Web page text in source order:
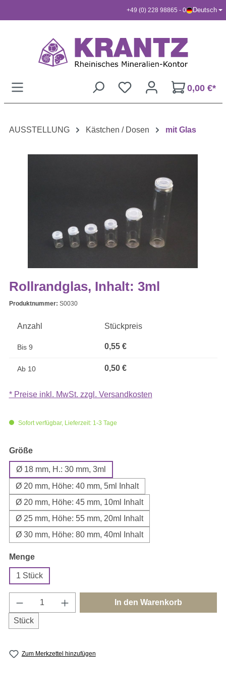
+49 (0) 228 98865 - 0 Deutsch
0,00 €*
AUSSTELLUNG Kästchen / Dosen mit Glas
Rollrandglas, Inhalt: 3ml
Produktnummer: S0030
Anzahl Stückpreis
Bis 9 0,55 €
Ab 10 0,50 €
* Preise inkl. MwSt. zzgl. Versandkosten
Sofort verfügbar, Lieferzeit: 1-3 Tage
Größeauswählen
Ø 18 mm, H.: 30 mm, 3ml
Ø 20 mm, Höhe: 40 mm, 5ml Inhalt
Ø 20 mm, Höhe: 45 mm, 10ml Inhalt
Ø 25 mm, Höhe: 55 mm, 20ml Inhalt
Ø 30 mm, Höhe: 80 mm, 40ml Inhalt
Mengeauswählen
1 Stück
Produkt Anzahl: Gib den gewünschten
Stück
In den Warenkorb
Zum Merkzettel hinzufügen